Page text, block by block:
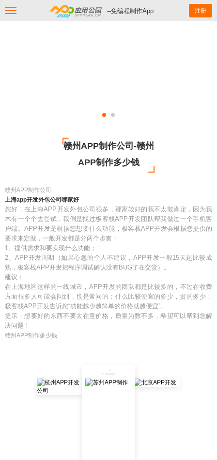
--免编程制作App 注册
赣州APP制作公司-赣州
APP制作多少钱
赣州APP制作公司
上海app开发外包公司哪家好
您好，在上海APP开发外包公司很多，那家较好的我不太敢肯定，因为我
木有一个个去尝试，我倒是找过极客栈APP开发团队帮我做过一个手机客
户端。APP开发是根据您想要什么功能，极客栈APP开发会根据您提供的
要求来定做，一般开发都是分两个步奏：
1、提供需求和要实现什么功能；
2、APP开发周期（如果心急的个人不建议，APP开发一般15天起比较成
熟，极客栈APP开发把程序调试确认没有BUG了在交货）。
建议：
在上海地区这样的一线城市，APP开发的团队都是比较多的，不过在收费
方面很多人可能会问到，也是常问的：什么比较便宜的多少，贵的多少；
极客栈APP开发告诉您“功能越少越简单的价格就越便宜”。
提示：想要好的东西不要太在意价格，质量为数不多，希望可以帮到您解
决问题！
赣州APP制作多少钱